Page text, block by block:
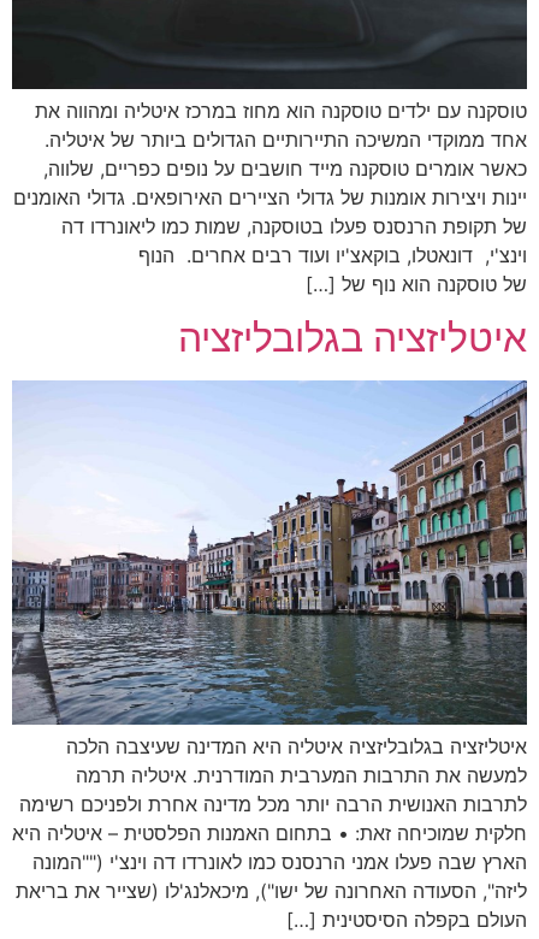
טוסקנה עם ילדים טוסקנה הוא מחוז במרכז איטליה ומהווה את
אחד ממוקדי המשיכה התיירותיים הגדולים ביותר של איטליה.
כאשר אומרים טוסקנה מייד חושבים על נופים כפריים, שלווה,
יינות ויצירות אומנות של גדולי הציירים האירופאים. גדולי האומנים
של תקופת הרנסנס פעלו בטוסקנה, שמות כמו ליאונרדו דה
וינצ'י, דונאטלו, בוקאצ'יו ועוד רבים אחרים. הנוף
של טוסקנה הוא נוף של […]
איטליזציה בגלובליזציה
איטליזציה בגלובליזציה איטליה היא המדינה שעיצבה הלכה
למעשה את התרבות המערבית המודרנית. איטליה תרמה
לתרבות האנושית הרבה יותר מכל מדינה אחרת ולפניכם רשימה
חלקית שמוכיחה זאת: • בתחום האמנות הפלסטית – איטליה היא
הארץ שבה פעלו אמני הרנסנס כמו לאונרדו דה וינצ'י (""המונה
ליזה", הסעודה האחרונה של ישו"), מיכאלנג'לו (שצייר את בריאת
העולם בקפלה הסיסטינית […]